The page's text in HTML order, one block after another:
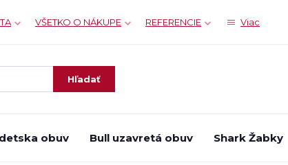
VŠETKO O NÁKUPE REFERENCIE Viac
Hľadať
obuv Bull uzavretá obuv Shark Žabky